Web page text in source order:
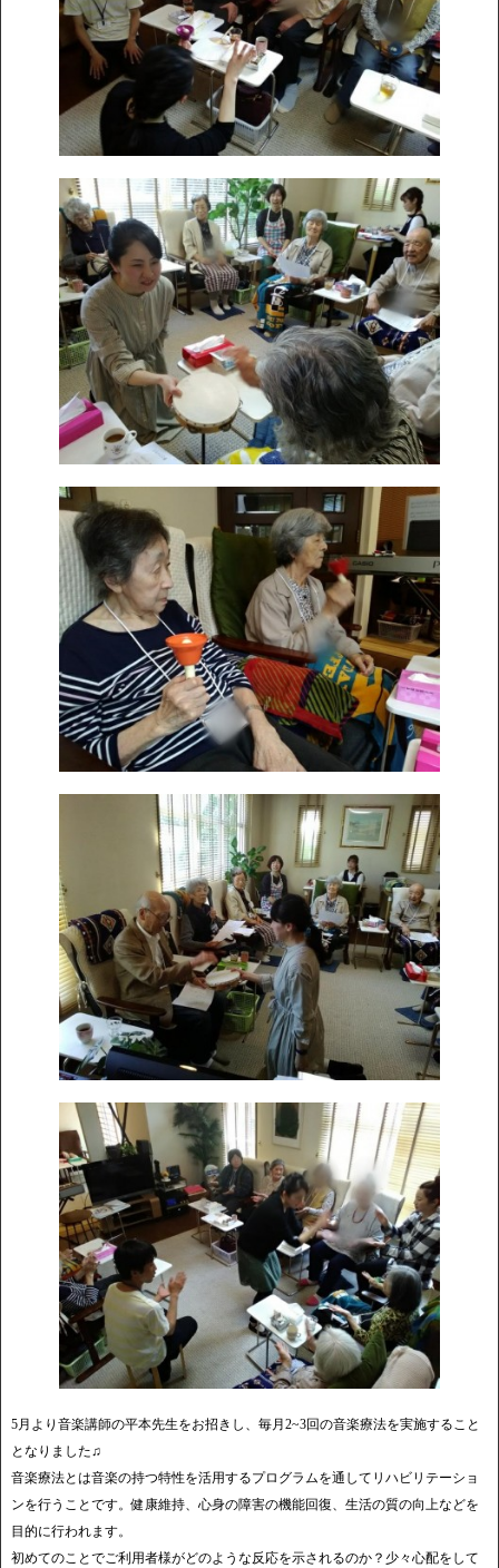
5月より音楽講師の平本先生をお招きし、毎月2~3回の音楽療法を実施すること
となりました♫
音楽療法とは音楽の持つ特性を活用するプログラムを通してリハビリテーショ
ンを行うことです。健康維持、心身の障害の機能回復、生活の質の向上などを
目的に行われます。
初めてのことでご利用者様がどのような反応を示されるのか？少々心配をして